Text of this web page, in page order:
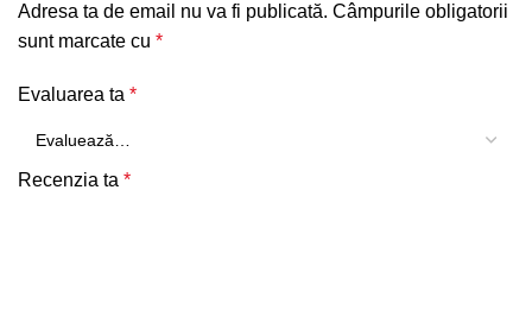
Adresa ta de email nu va fi publicată. Câmpurile obligatorii
sunt marcate cu *
Evaluarea ta *
Recenzia ta *